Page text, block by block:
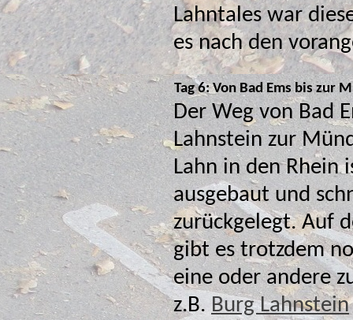
Lahntales war diese Etappe deutlich
es nach den
Tag 6: Von Bad Ems bis zur
Der Weg von Bad
Lahnstein zur
Lahn in den Rhein
ausgebaut und
zurückgelegt. Auf
gibt es trotzdem
eine oder andere zu sehen,
z.B. Burg Lahnstein